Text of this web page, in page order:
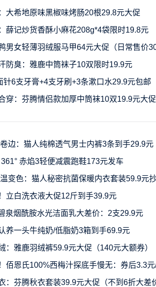
大希地原味黑椒味烤肠20根29.8元大促
薛记炒货香酥小麻花208g*4袋限时19.8元
男女轻薄羽绒服马甲64元大促（日常售价
防臭：雅鹿中筒袜子10双限时19.9元
针6支牙膏+4支牙刷+3条漱口水29.9元包邮
穿：芬腾情侣款加厚中筒袜10双19.9元大促
边：猫人纯棉透气男士内裤3条到手29.9元
赤焰3轻便减震跑鞋173元发车
变色：猫人秘密抗菌保暖内衣套装59.9元
立白洗衣液大促12斤到手39.9元
泉烟酰胺水光洁面乳大差价：2支29.9元
养一头牛纯奶/低脂奶3箱到手69.9元
：雅鹿羽绒裤59.9元大促（140元大额券）
佰恩氏100%西梅汁探底手慢无：券后3.3
：芬腾秋衣套装39.9元大促（不到6折大差